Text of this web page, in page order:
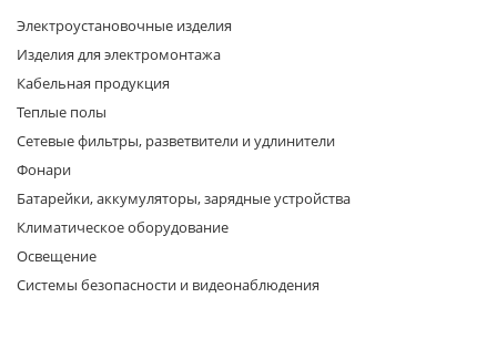
Электроустановочные изделия
Изделия для электромонтажа
Кабельная продукция
Теплые полы
Сетевые фильтры, разветвители и удлинители
Фонари
Батарейки, аккумуляторы, зарядные устройства
Климатическое оборудование
Освещение
Системы безопасности и видеонаблюдения
раз в 2 недели